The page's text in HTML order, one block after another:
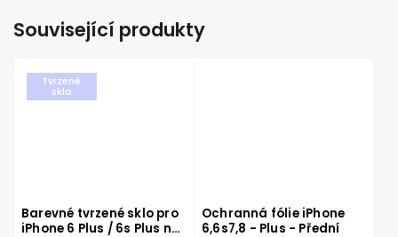
Související produkty
Tvrzené
sklo
Barevné tvrzené sklo pro
iPhone 6 Plus / 6s Plus na
Ochranná fólie iPhone
6,6s7,8 - Plus - Přední